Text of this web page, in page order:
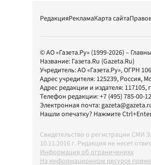
РедакцияРекламаКарта сайта
© АО «Газета.Ру» (1999-2026) –
Название: Газета.Ru (Gazeta.Ru)
Учредитель:АО «Газета.Ру», ОГРН
Адрес учредителя: 125239, Россия,
Адрес редакции и издателя: 117105,
Телефон редакции:+7 (495) 785-00-12
Электронная почта:
Нашли опечатку? Нажмите
Свидетельство о регистрации
10.11.2016 г. Редакция не несет
Информация об ограничениях
На информационном ресурсе